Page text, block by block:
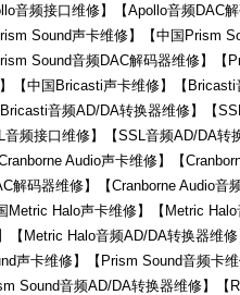
音频接口维修】【Apollo音频DAC
Sound声卡维修】【中国Prism
Sound音频DAC解码器维修】
【中国Bricasti声卡维修】【
音频AD/DA转换器维修】【
频接口维修】【SSL音频AD/DA转
Audio声卡维修】【
解码器维修】【Cranborne Audio
Metric Halo声卡维修】【Metric
【Metric Halo音频AD/DA转换器维
声卡维修】【Prism Sound音频卡
Sound音频AD/DA转换器维修】【